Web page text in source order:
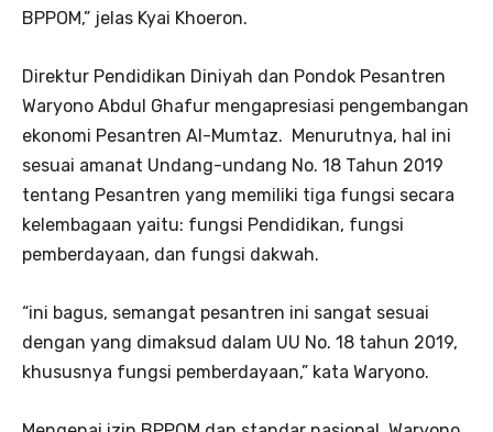
BPPOM,” jelas Kyai Khoeron.
Direktur Pendidikan Diniyah dan Pondok Pesantren
Waryono Abdul Ghafur mengapresiasi pengembangan
ekonomi Pesantren Al-Mumtaz. Menurutnya, hal ini
sesuai amanat Undang-undang No. 18 Tahun 2019
tentang Pesantren yang memiliki tiga fungsi secara
kelembagaan yaitu: fungsi Pendidikan, fungsi
pemberdayaan, dan fungsi dakwah.
“ini bagus, semangat pesantren ini sangat sesuai
dengan yang dimaksud dalam UU No. 18 tahun 2019,
khususnya fungsi pemberdayaan,” kata Waryono.